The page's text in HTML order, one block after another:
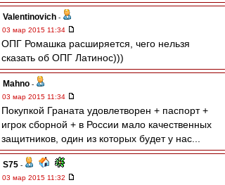
Valentinovich -
03 мар 2015 11:34
ОПГ Ромашка расширяется, чего нельзя
сказать об ОПГ Латинос)))
Mahno -
03 мар 2015 11:34
Покупкой Граната удовлетворен + паспорт +
игрок сборной + в России мало качественных
защитников, один из которых будет у нас...
S75 -
03 мар 2015 11:32